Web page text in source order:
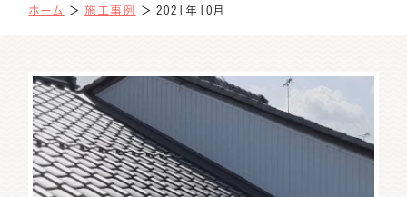
ホーム ＞ 施工事例 ＞ 2021年10月